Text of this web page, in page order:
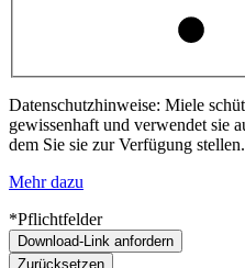
Datenschutzhinweise: Miele
gewissenhaft und verwendet sie
dem Sie sie zur Verfügung stellen.
Mehr dazu
*Pflichtfelder